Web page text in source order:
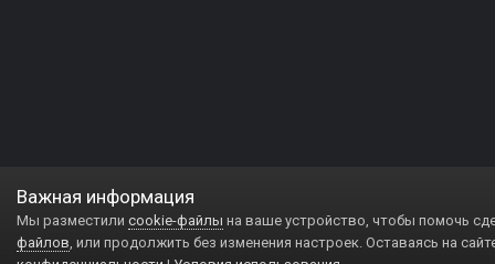
Важная информация
Мы разместили cookie-файлы на ваше устройство, чтобы помочь
файлов, или продолжить без изменения настроек. Оставаясь на